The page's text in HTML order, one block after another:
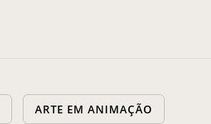
ARTE EM ANIMAÇÃO